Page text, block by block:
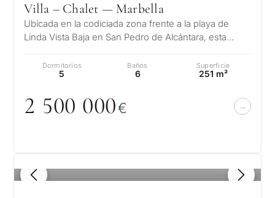
Villa – Chalet — Marbella
Ubicada en la codiciada zona frente a la playa de
Linda Vista Baja en San Pedro de Alcántara, esta
Dormitorios
5
Baños
6
Superficie
251 m²
2 500 000€
1 / 8